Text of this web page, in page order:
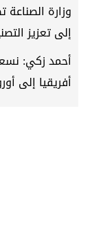
وزارة
إلى تعزيز
أحمد زكي:
أفريقيا إلى